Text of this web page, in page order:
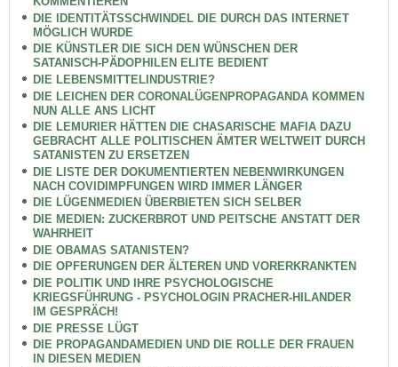
DIE IDENTITÄTSSCHWINDEL DIE DURCH DAS INTERNET
MÖGLICH WURDE
DIE KÜNSTLER DIE SICH DEN WÜNSCHEN DER
SATANISCH-PÄDOPHILEN ELITE BEDIENT
DIE LEBENSMITTELINDUSTRIE?
DIE LEICHEN DER CORONALÜGENPROPAGANDA KOMMEN
NUN ALLE ANS LICHT
DIE LEMURIER HÄTTEN DIE CHASARISCHE MAFIA DAZU
GEBRACHT ALLE POLITISCHEN ÄMTER WELTWEIT DURCH
SATANISTEN ZU ERSETZEN
DIE LISTE DER DOKUMENTIERTEN NEBENWIRKUNGEN
NACH COVIDIMPFUNGEN WIRD IMMER LÄNGER
DIE LÜGENMEDIEN ÜBERBIETEN SICH SELBER
DIE MEDIEN: ZUCKERBROT UND PEITSCHE ANSTATT DER
WAHRHEIT
DIE OBAMAS SATANISTEN?
DIE OPFERUNGEN DER ÄLTEREN UND VORERKRANKTEN
DIE POLITIK UND IHRE PSYCHOLOGISCHE
KRIEGSFÜHRUNG - PSYCHOLOGIN PRACHER-HILANDER
IM GESPRÄCH!
DIE PRESSE LÜGT
DIE PROPAGANDAMEDIEN UND DIE ROLLE DER FRAUEN
IN DIESEN MEDIEN